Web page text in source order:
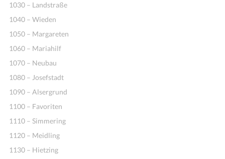
1030 – Landstraße
1040 – Wieden
1050 – Margareten
1060 – Mariahilf
1070 – Neubau
1080 – Josefstadt
1090 – Alsergrund
1100 – Favoriten
1110 – Simmering
1120 – Meidling
1130 – Hietzing